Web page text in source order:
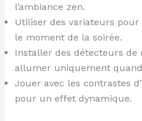
l’ambiance zen.
Utiliser des variateurs pour
le moment de la soirée.
Installer des détecteurs de
allumer uniquement
Jouer avec les contrastes
pour un effet dynamique.